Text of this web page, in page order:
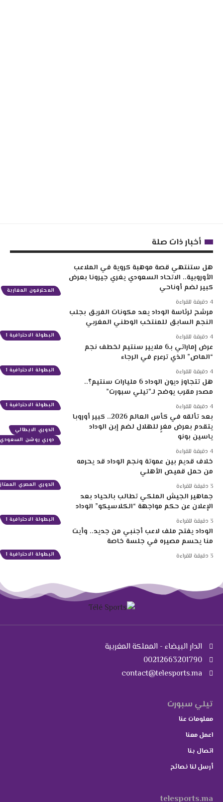
أخبار ذات صلة
المحترفون المغاربة
هل ستنتهي قصة موهبة كروية في الملاعب
الأوروبية.. الاتحاد السعودي يغري جيرونا بعرض
كبير لضم أوناحي
البطولة الاحترافية 1
مرشح لرئاسة الوداد يعد مكونات الفريق بجلب
النجم السابق للمنتخب الوطني المغربي
البطولة الاحترافية 1
عرض إماراتي بـ6 ملايير سنتيم لخطف نجم
“الماص” الذي ترعرع في الرجاء
البطولة الاحترافية 1
هل تتجاوز ديون الوداد 6 مليارات سنتيم؟..
مصدر مقرب يوضح لـ”تيلي سبورت”
الدوري الايطالي
دوري روشن السعودي
بعد تألقه في كأس العالم 2026.. كبير أوروبا
يتقدم بعرض مغرٍ للهلال لضم إبن الوداد
ياسين بونو
الدوري المصري الممتاز
خلاف قديم بين عموتة ونجم الوداد قد يحرمه
من حمل قميص الأهلي
البطولة الاحترافية 1
جماهير الجيش الملكي تطالب بالحياد بعد
الإعلان عن حكم مواجهة “الكلاسيكو” الوداد
البطولة الاحترافية 1
الوداد يفتح ملف لاعب أجنبي من جديد.. وأيت
منا يحسم مصيره في جلسة خاصة
الدار البيضاء - المملكة المغربية
00212663201790
contact@telesports.ma
تيلي سبورت
معلومات عنا
اعمل معنا
اتصال بنا
أرسل لنا نصائح
telesports.ma